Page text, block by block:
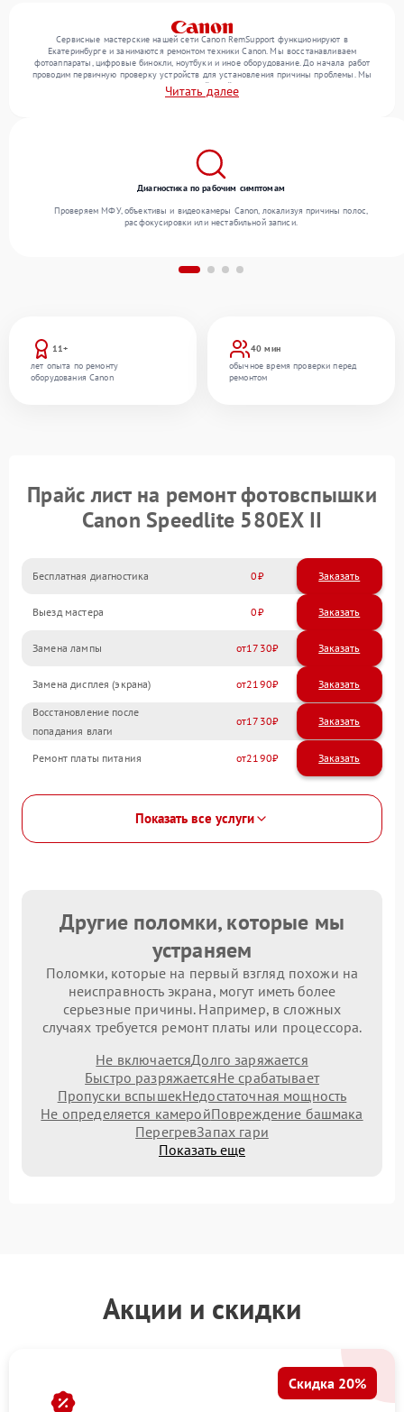
Сервисные мастерские нашей сети Canon RemSupport функционируют в
Екатеринбурге и занимаются ремонтом техники Canon. Мы восстанавливаем
фотоаппараты, цифровые бинокли, ноутбуки и иное оборудование. До начала работ
проводим первичную проверку устройств для установления причины проблемы. Мы
уточняем с посетителем набор нужных действий и их цену, лишь потом выполняем
восстановление с заменой запчастей по необходимости. В конце подтверждаем
Читать далее
11+
лет опыта по ремонту
оборудования Canon
40 мин
обычное время проверки перед
ремонтом
Диагностика по рабочим симптомам
Проверяем МФУ, объективы и видеокамеры Canon, локализуя причины полос,
расфокусировки или нестабильной записи.
Прайс лист на ремонт фотовспышки
Canon Speedlite 580EX II
Бесплатная диагностика 0 Заказать
Выезд мастера 0 Заказать
Замена лампы 1730
Замена дисплея (экрана) 2190
Восстановление после
попадания влаги
1730
Ремонт платы питания 2190
Показать все услуги
Другие поломки, которые мы
устраняем
Поломки, которые на первый взгляд похожи на
неисправность экрана, могут иметь более
серьезные причины. Например, в сложных
случаях требуется ремонт платы или процессора.
Не включаетсяДолго заряжается
Быстро разряжаетсяНе срабатывает
Пропуски вспышекНедостаточная мощность
Не определяется камеройПовреждение башмака
ПерегревЗапах гари
Показать еще
Акции и скидки
Скидка 20%